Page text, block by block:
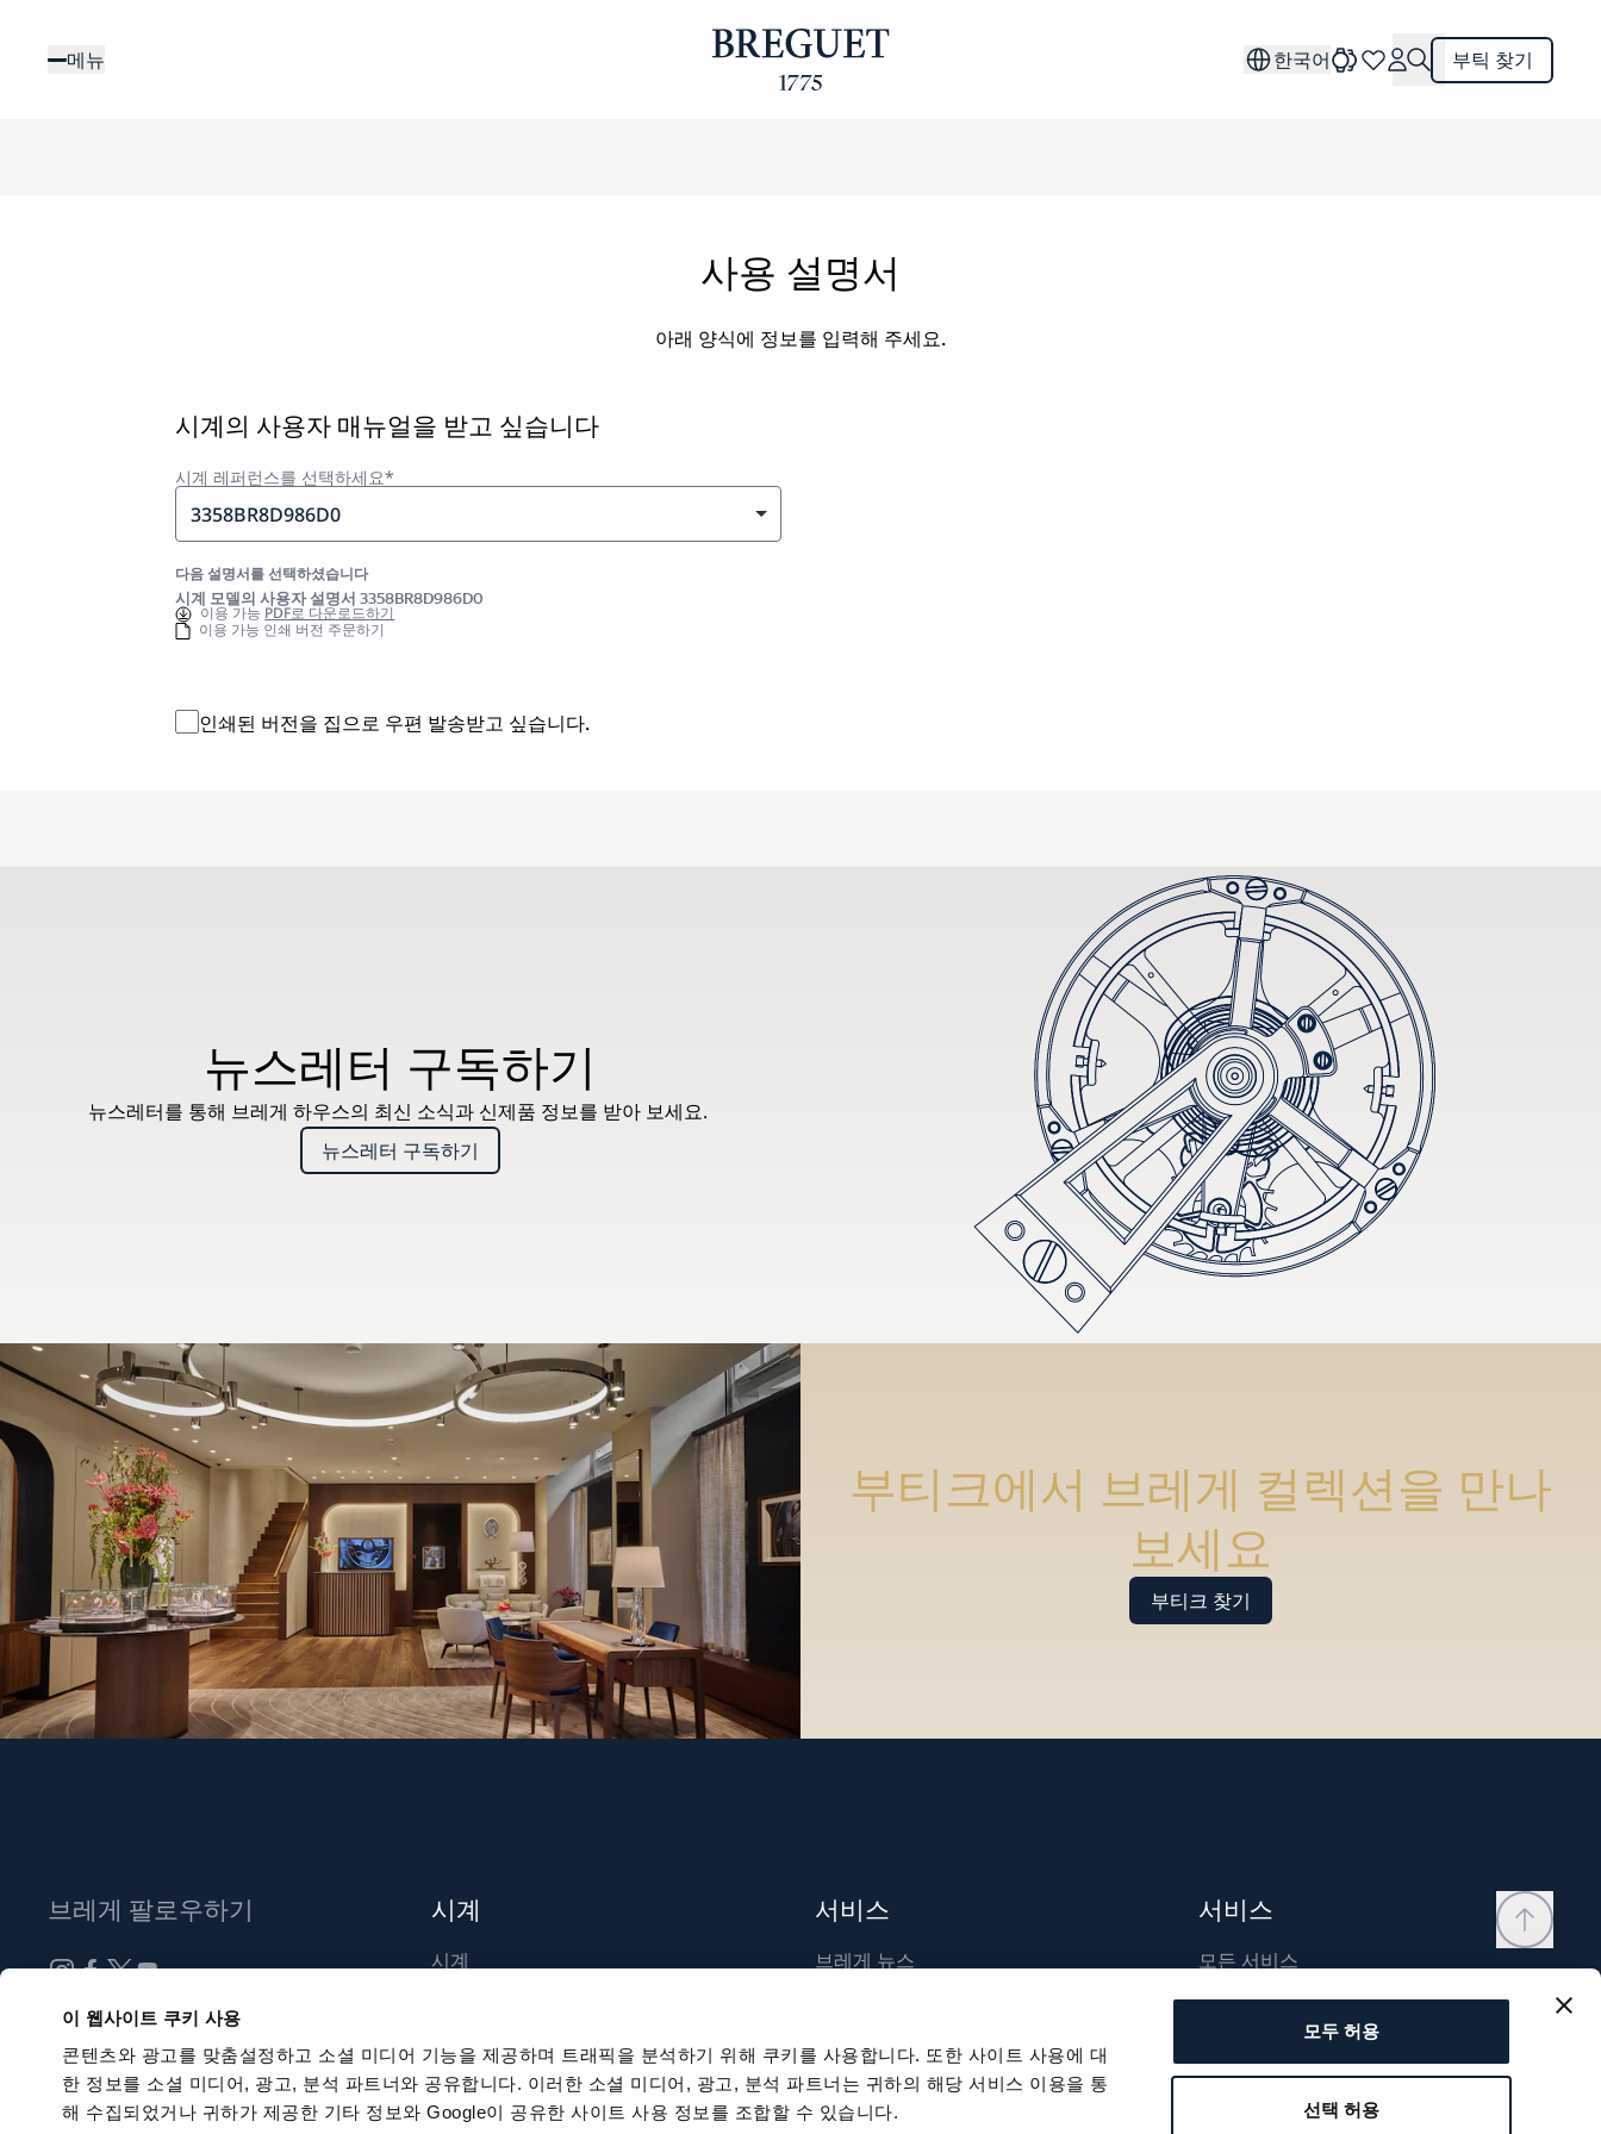
이 웹사이트 쿠키 사용
콘텐츠와 광고를 맞춤설정하고 소셜 미디어 기능을 제공하며 트래픽을 분석하기 위해 쿠키를 사용합니다. 또한 사이트 사용에 대
한 정보를 소셜 미디어, 광고, 분석 파트너와 공유합니다. 이러한 소셜 미디어, 광고, 분석 파트너는 귀하의 해당 서비스 이용을 통
해 수집되었거나 귀하가 제공한 기타 정보와 Google이 공유한 사이트 사용 정보를 조합할 수 있습니다.
모두 허용
선택 허용
메뉴 한국어 부틱 찾기
사용 설명서
아래 양식에 정보를 입력해 주세요.
시계의 사용자 매뉴얼을 받고 싶습니다
시계 레퍼런스를 선택하세요*
3358BR8D986D0
다음 설명서를 선택하셨습니다
시계 모델의 사용자 설명서 3358BR8D986D0
이용 가능 PDF로 다운로드하기
이용 가능 인쇄 버전 주문하기
인쇄된 버전을 집으로 우편 발송받고 싶습니다.
뉴스레터 구독하기
뉴스레터를 통해 브레게 하우스의 최신 소식과 신제품 정보를 받아 보세요.
뉴스레터 구독하기
부티크에서 브레게 컬렉션을 만나
보세요
부티크 찾기
브레게 팔로우하기
뉴스레터 구독하기
시계
시계
부티크 찾기
서비스
브레게 뉴스
출판물
지속 가능성
채용
서비스
모든 서비스
연락처
위시리스트
사용자 매뉴얼